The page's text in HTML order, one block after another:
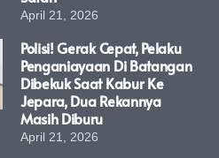
April 21, 2026
Polisi! Gerak Cepat, Pelaku
Penganiayaan Di Batangan
Dibekuk Saat Kabur Ke
Jepara, Dua Rekannya
Masih Diburu
April 21, 2026